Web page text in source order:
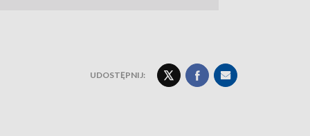
UDOSTĘPNIJ: